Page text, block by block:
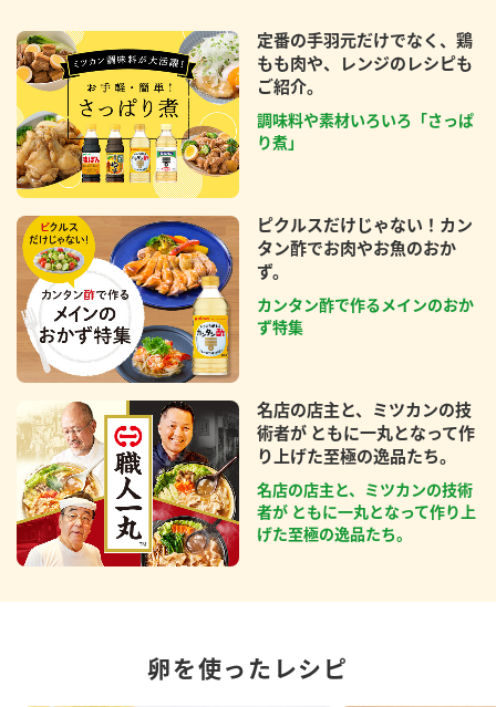
定番の手羽元だけでなく、鶏
もも肉や、レンジのレシピも
ご紹介。
調味料や素材いろいろ「さっぱ
り煮」
ピクルスだけじゃない！カン
タン酢でお肉やお魚のおか
ず。
カンタン酢で作るメインのおか
ず特集
名店の店主と、ミツカンの技
術者が ともに一丸となって作
り上げた至極の逸品たち。
名店の店主と、ミツカンの技術
者が ともに一丸となって作り上
げた至極の逸品たち。
卵を使ったレシピ